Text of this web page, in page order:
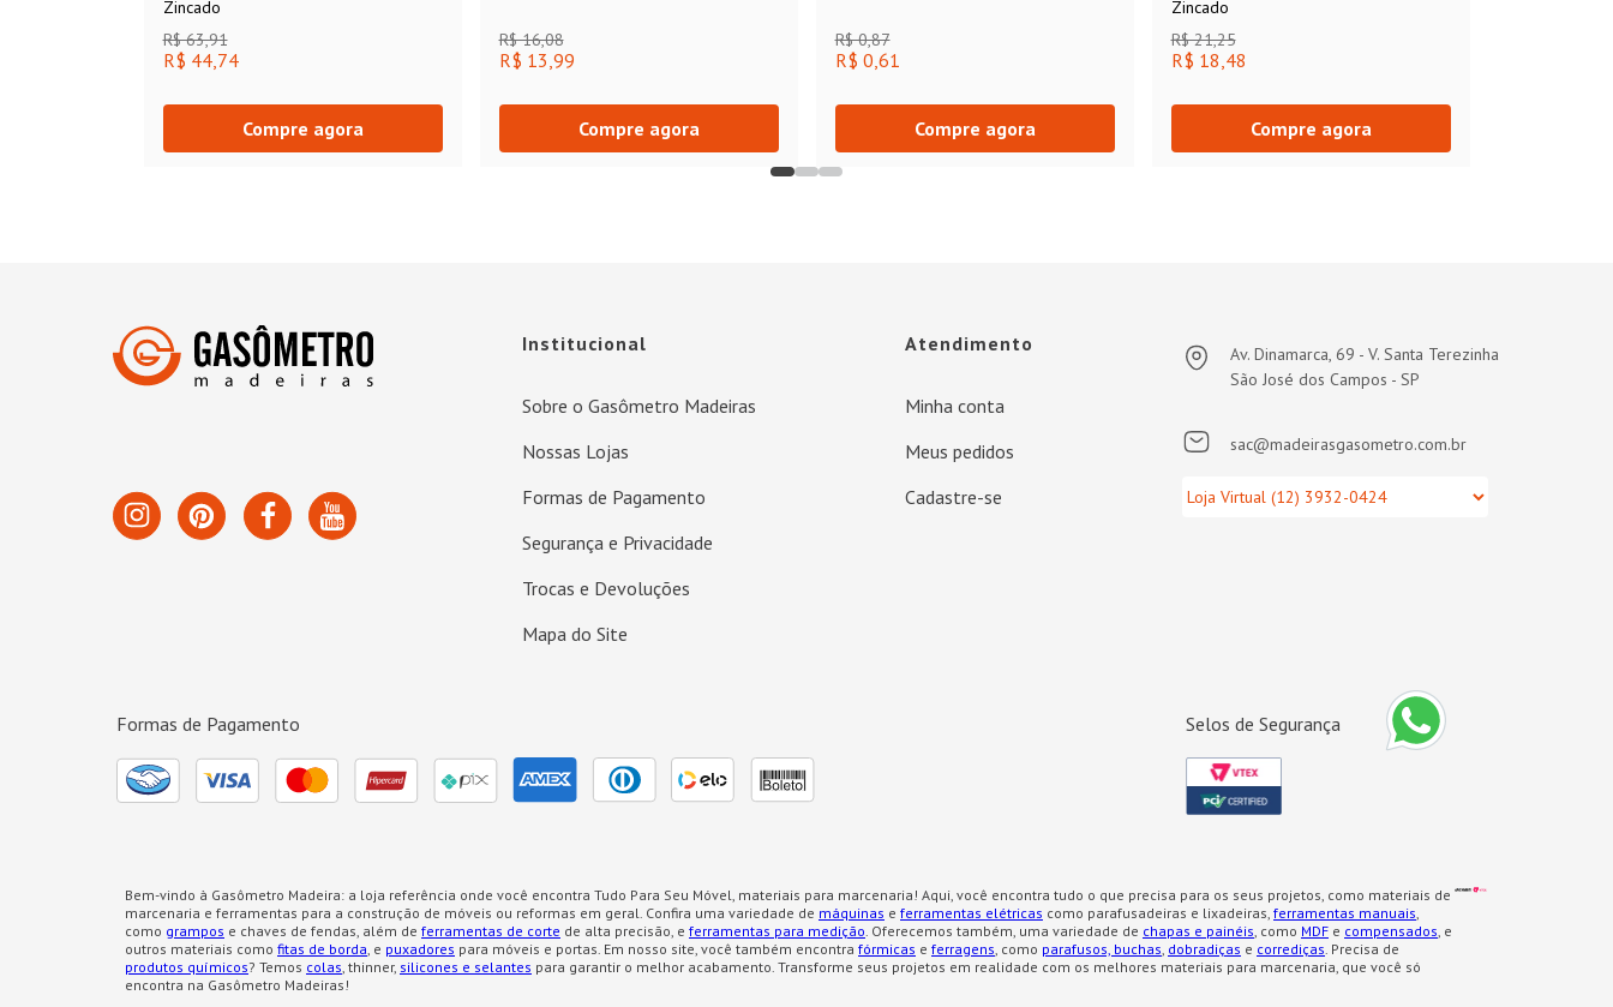
Zincado
R$ 63,91
R$ 44,74
Compre agora
R$ 16,08
R$ 13,99
Compre agora
R$ 0,87
R$ 0,61
Compre agora
Zincado
R$ 21,25
R$ 18,48
Compre agora
Institucional
Sobre o Gasômetro Madeiras
Nossas Lojas
Formas de Pagamento
Segurança e Privacidade
Trocas e Devoluções
Mapa do Site
Atendimento
Minha conta
Meus pedidos
Cadastre-se
Av. Dinamarca, 69 - V. Santa Terezinha
São José dos Campos - SP
sac@madeirasgasometro.com.br
Formas de Pagamento Selos de Segurança
Bem-vindo à Gasômetro Madeira: a loja referência onde você encontra Tudo Para Seu Móvel, materiais para marcenaria! Aqui, você encontra tudo o que precisa para os seus projetos, como materiais de
marcenaria e ferramentas para a construção de móveis ou reformas em geral. Confira uma variedade de máquinas e ferramentas elétricas como parafusadeiras e lixadeiras, ferramentas manuais,
como grampos e chaves de fendas, além de ferramentas de corte de alta precisão, e ferramentas para medição. Oferecemos também, uma variedade de chapas e painéis, como MDF e compensados, e
outros materiais como fitas de borda, e puxadores para móveis e portas. Em nosso site, você também encontra fórmicas e ferragens, como parafusos, buchas, dobradiças e corrediças. Precisa de
produtos químicos? Temos colas, thinner, silicones e selantes para garantir o melhor acabamento. Transforme seus projetos em realidade com os melhores materiais para marcenaria, que você só
encontra na Gasômetro Madeiras!